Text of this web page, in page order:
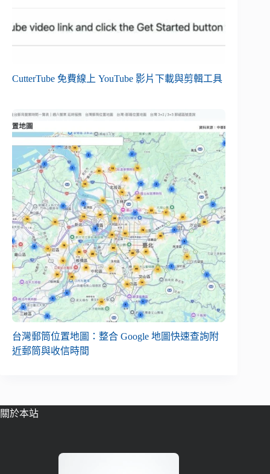
CutterTube 免費線上 YouTube 影片下載與剪輯工具
台灣郵筒位置地圖：整合 Google 地圖快速查詢附
近郵筒與收信時間
關於本站